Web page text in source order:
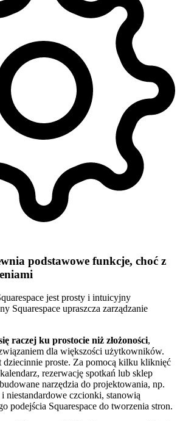
podstawowe funkcje, choć z
Squarespace upraszcza zarządzanie
raczej ku prostocie niż złożoności,
dla większości użytkowników.
proste. Za pomocą kilku kliknięć
rezerwację spotkań lub sklep
narzędzia do projektowania, np.
niestandardowe czcionki, stanowią
podejścia Squarespace do tworzenia stron.